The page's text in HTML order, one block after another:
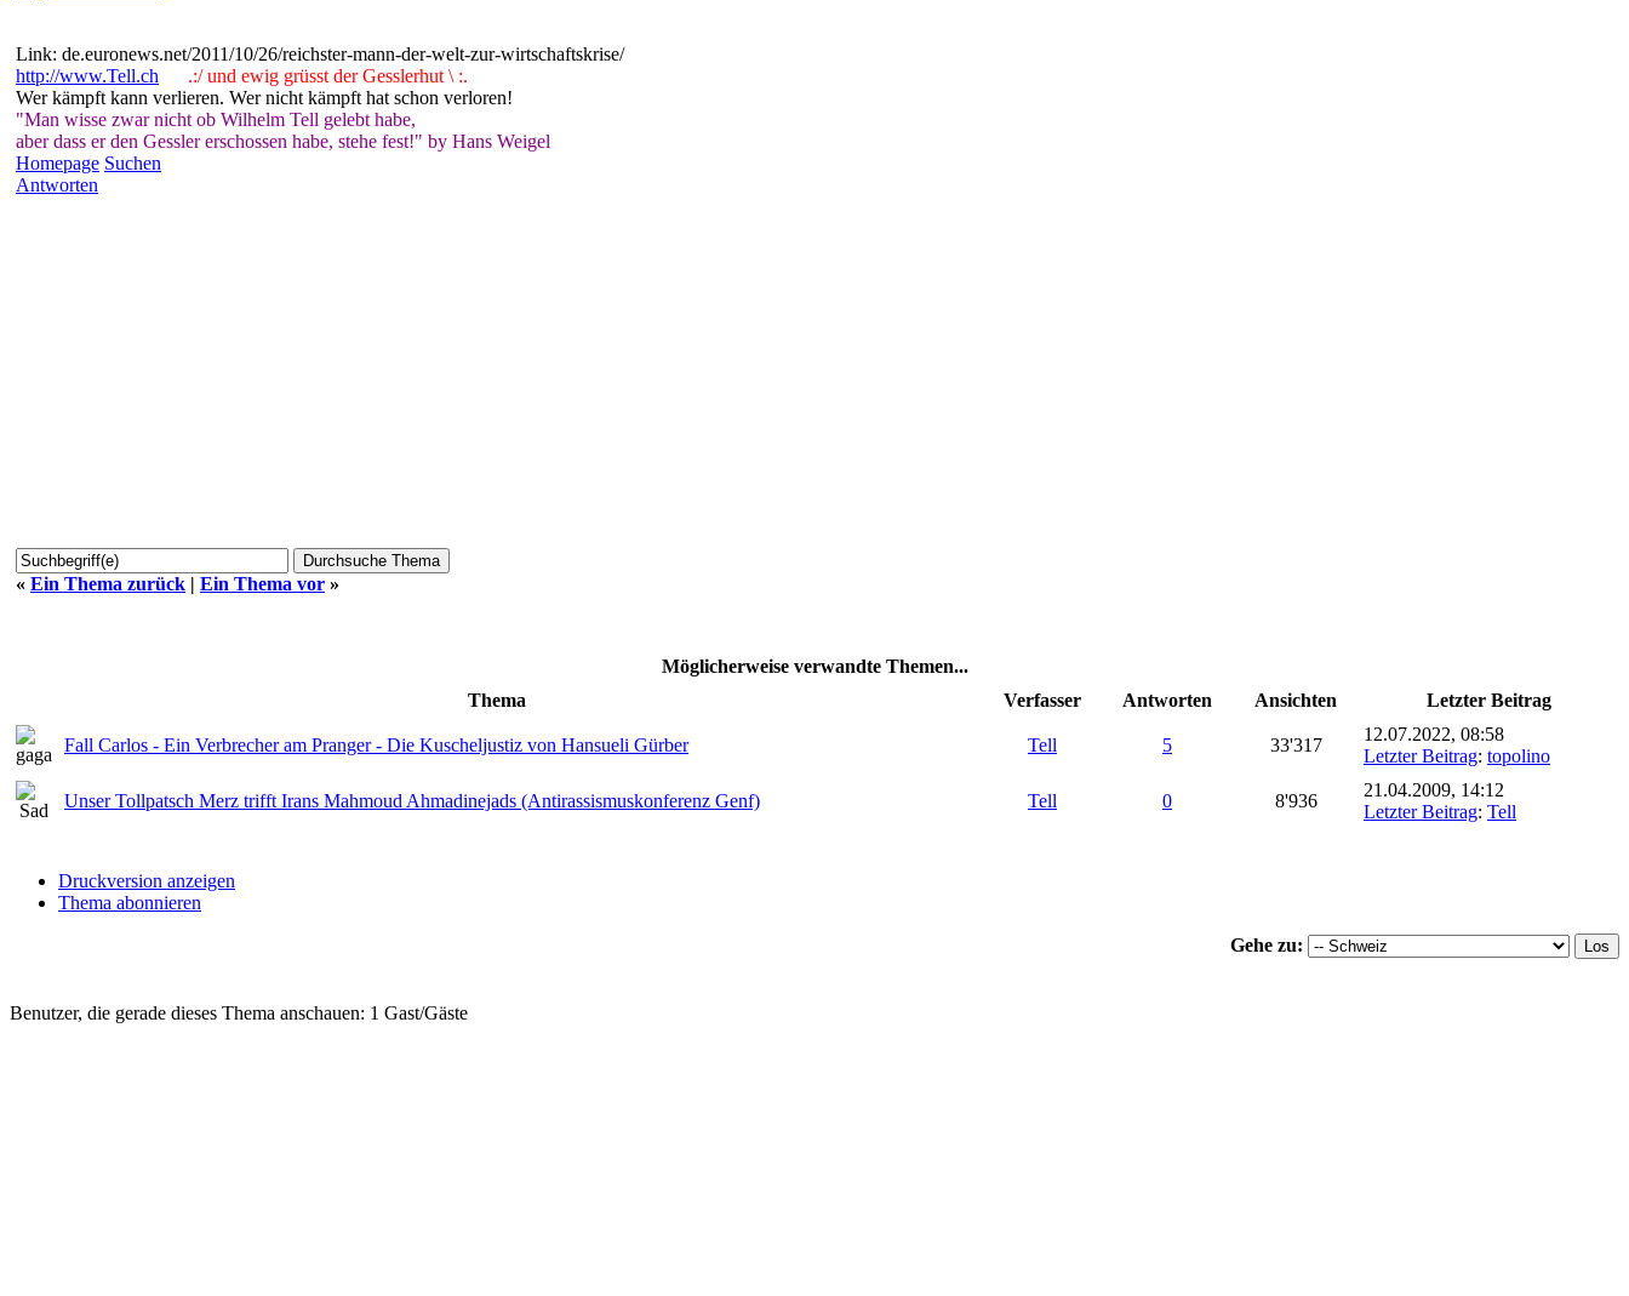
Link: de.euronews.net/2011/10/26/reichster-mann-der-welt-zur-wirtschaftskrise/
http://www.Tell.ch
.:/ und ewig grüsst der Gesslerhut \ :.
Wer kämpft kann verlieren. Wer nicht kämpft hat schon verloren!
"Man wisse zwar nicht ob Wilhelm Tell gelebt habe,
aber dass er den Gessler erschossen habe, stehe fest!" by Hans Weigel
Homepage Suchen
Antworten
« Ein Thema zurück | Ein Thema vor »
Möglicherweise verwandte Themen...
Thema
Verfasser Antworten Ansichten Letzter Beitrag
Fall Carlos - Ein Verbrecher am Pranger - Die Kuscheljustiz von Hansueli Gürber Tell 5 33'317
12.07.2022, 08:58
Letzter Beitrag: topolino
Unser Tollpatsch Merz trifft Irans Mahmoud Ahmadinejads (Antirassismuskonferenz Genf) Tell 0 8'936
21.04.2009, 14:12
Letzter Beitrag: Tell
Druckversion anzeigen
Thema abonnieren
Gehe zu:
Benutzer, die gerade dieses Thema anschauen: 1 Gast/Gäste